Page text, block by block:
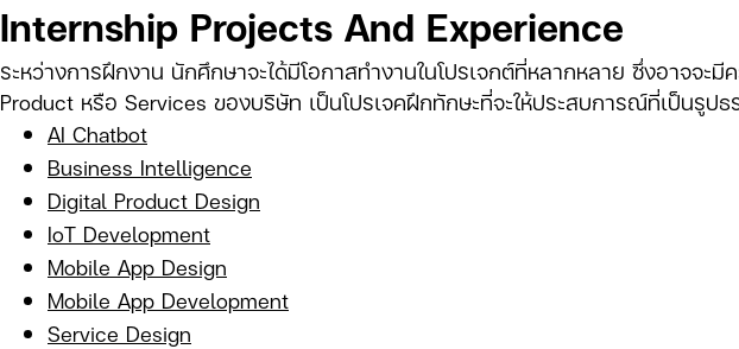
Internship Projects And Experience
ระหว่างการฝึกงาน นักศึกษาจะได้มีโอกาสทำงานในโปรเจกต์ที่หลากหลาย ซึ่งอาจจะมี
Product หรือ Services ของบริษัท เป็นโปรเจคฝึกทักษะที่จะให้ประสบการณ์ที่เป็นรูปธ
AI Chatbot
Business Intelligence
Digital Product Design
IoT Development
Mobile App Design
Mobile App Development
Service Design